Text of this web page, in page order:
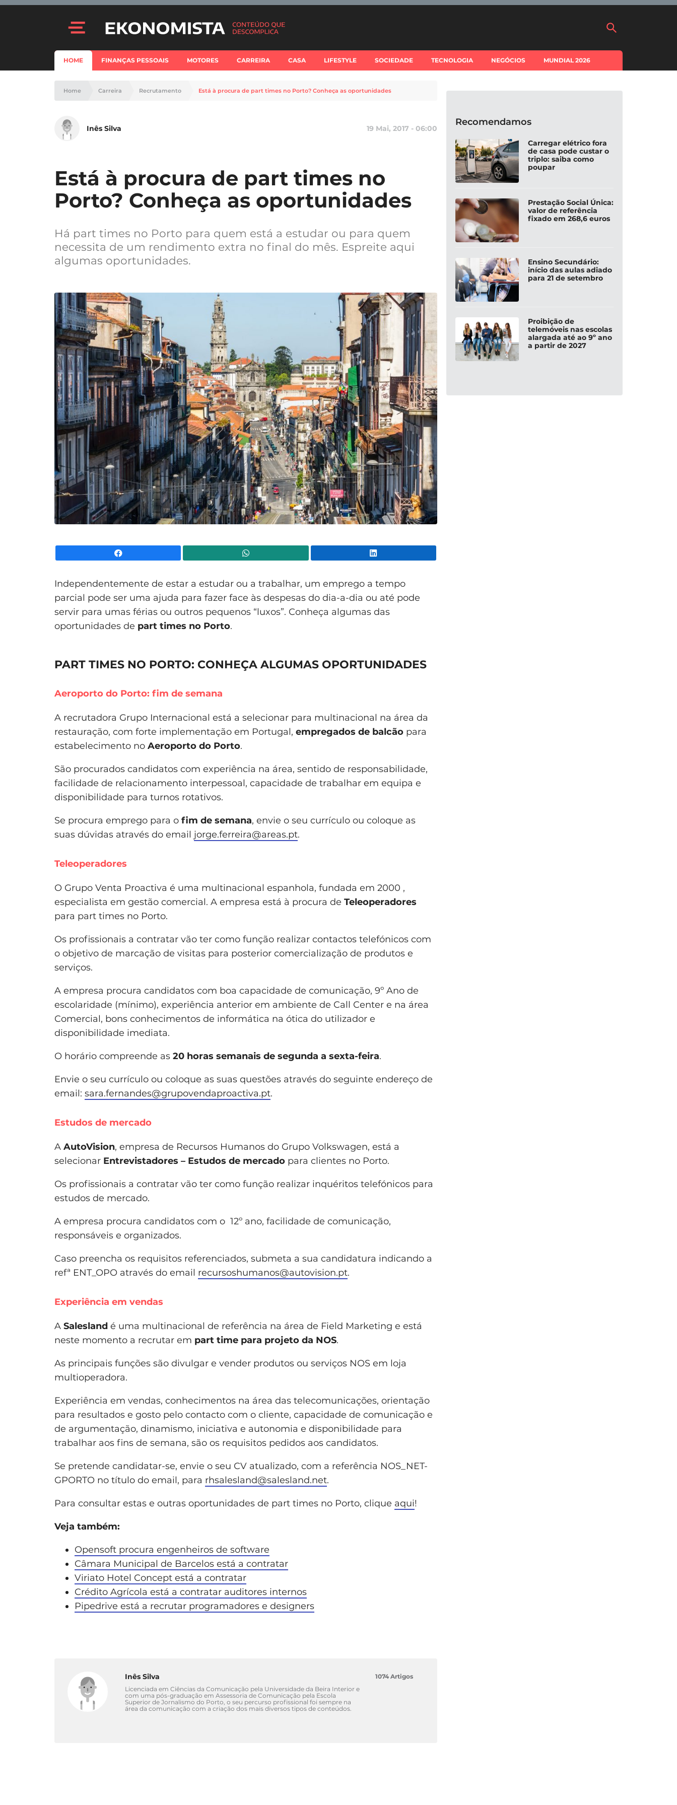
HOME FINANÇAS PESSOAIS MOTORES CARREIRA CASA LIFESTYLE SOCIEDADE TECNOLOGIA NEGÓCIOS MUNDIAL 2026
Home Carreira Recrutamento Está à procura de part times no Porto? Conheça as oportunidades
Inês Silva 19 Mai, 2017 - 06:00
Está à procura de part times no
Porto? Conheça as oportunidades
Há part times no Porto para quem está a estudar ou para quem
necessita de um rendimento extra no final do mês. Espreite aqui
algumas oportunidades.
Independentemente de estar a estudar ou a trabalhar, um emprego a tempo
parcial pode ser uma ajuda para fazer face às despesas do dia-a-dia ou até pode
servir para umas férias ou outros pequenos “luxos”. Conheça algumas das
oportunidades de part times no Porto.
PART TIMES NO PORTO: CONHEÇA ALGUMAS OPORTUNIDADES
Aeroporto do Porto: fim de semana
A recrutadora Grupo Internacional está a selecionar para multinacional na área da
restauração, com forte implementação em Portugal, empregados de balcão para
estabelecimento no Aeroporto do Porto.
São procurados candidatos com experiência na área, sentido de responsabilidade,
facilidade de relacionamento interpessoal, capacidade de trabalhar em equipa e
disponibilidade para turnos rotativos.
Se procura emprego para o fim de semana, envie o seu currículo ou coloque as
suas dúvidas através do email jorge.ferreira@areas.pt.
Teleoperadores
O Grupo Venta Proactiva é uma multinacional espanhola, fundada em 2000 ,
especialista em gestão comercial. A empresa está à procura de Teleoperadores
para part times no Porto.
Os profissionais a contratar vão ter como função realizar contactos telefónicos com
o objetivo de marcação de visitas para posterior comercialização de produtos e
serviços.
A empresa procura candidatos com boa capacidade de comunicação, 9º Ano de
escolaridade (mínimo), experiência anterior em ambiente de Call Center e na área
Comercial, bons conhecimentos de informática na ótica do utilizador e
disponibilidade imediata.
O horário compreende as 20 horas semanais de segunda a sexta-feira.
Envie o seu currículo ou coloque as suas questões através do seguinte endereço de
email: sara.fernandes@grupovendaproactiva.pt.
Estudos de mercado
A AutoVision, empresa de Recursos Humanos do Grupo Volkswagen, está a
selecionar Entrevistadores – Estudos de mercado para clientes no Porto.
Os profissionais a contratar vão ter como função realizar inquéritos telefónicos para
estudos de mercado.
A empresa procura candidatos com o 12º ano, facilidade de comunicação,
responsáveis e organizados.
Caso preencha os requisitos referenciados, submeta a sua candidatura indicando a
refª ENT_OPO através do email recursoshumanos@autovision.pt.
Experiência em vendas
A Salesland é uma multinacional de referência na área de Field Marketing e está
neste momento a recrutar em part time para projeto da NOS.
As principais funções são divulgar e vender produtos ou serviços NOS em loja
multioperadora.
Experiência em vendas, conhecimentos na área das telecomunicações, orientação
para resultados e gosto pelo contacto com o cliente, capacidade de comunicação e
de argumentação, dinamismo, iniciativa e autonomia e disponibilidade para
trabalhar aos fins de semana, são os requisitos pedidos aos candidatos.
Se pretende candidatar-se, envie o seu CV atualizado, com a referência NOS_NET-
GPORTO no título do email, para rhsalesland@salesland.net.
Para consultar estas e outras oportunidades de part times no Porto, clique aqui!
Veja também:
Opensoft procura engenheiros de software
Câmara Municipal de Barcelos está a contratar
Viriato Hotel Concept está a contratar
Crédito Agrícola está a contratar auditores internos
Pipedrive está a recrutar programadores e designers
Inês Silva
Licenciada em Ciências da Comunicação pela Universidade da Beira Interior e
com uma pós-graduação em Assessoria de Comunicação pela Escola
Superior de Jornalismo do Porto, o seu percurso profissional foi sempre na
área da comunicação com a criação dos mais diversos tipos de conteúdos.
1074 Artigos
Recomendamos
Carregar elétrico fora
de casa pode custar o
triplo: saiba como
poupar
Prestação Social Única:
valor de referência
fixado em 268,6 euros
Ensino Secundário:
início das aulas adiado
para 21 de setembro
Proibição de
telemóveis nas escolas
alargada até ao 9º ano
a partir de 2027